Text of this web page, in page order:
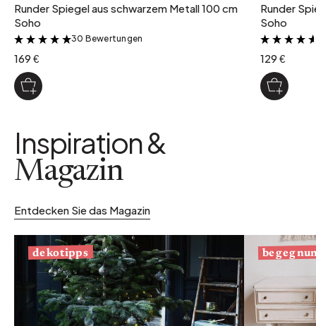
Runder Spiegel aus schwarzem Metall 100 cm
Soho
&
30 Bewertungen
169 €
Runder
Soho
129 €
Inspiration &
Magazin
Entdecken Sie das Magazin
dekotipps